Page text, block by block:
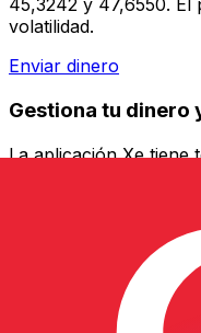
45,3242 y 47,6550. El
volatilidad.
Enviar dinero
Gestiona tu dinero
La aplicación Xe tiene